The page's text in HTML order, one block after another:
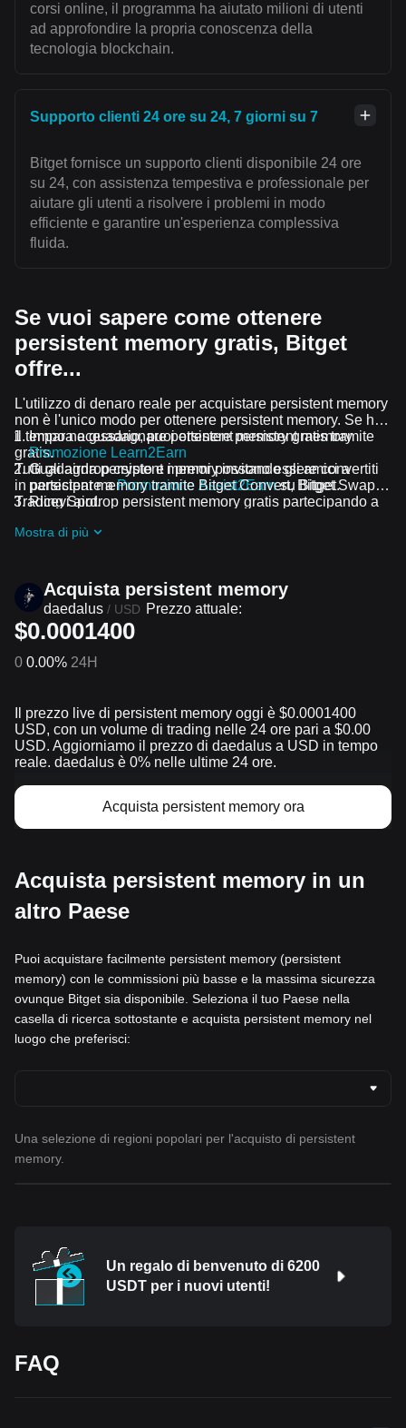
corsi online, il programma ha aiutato milioni di utenti
ad approfondire la propria conoscenza della
tecnologia blockchain.
Supporto clienti 24 ore su 24, 7 giorni su 7
Bitget fornisce un supporto clienti disponibile 24 ore
su 24, con assistenza tempestiva e professionale per
aiutare gli utenti a risolvere i problemi in modo
efficiente e garantire un'esperienza complessiva
fluida.
Se vuoi sapere come ottenere
persistent memory gratis, Bitget
offre...
L'utilizzo di denaro reale per acquistare persistent memory
non è l'unico modo per ottenere persistent memory. Se hai
il tempo necessario, puoi ottenere persistent memory
gratis.
Impara a guadagnare persistent memory gratis tramite
Promozione Learn2Earn
Guadagna persistent memory invitando gli amici a
partecipare aPromozione Assist2Earnsu Bitget.
Ricevi airdrop persistent memory gratis partecipando a
Tutti gli airdrop crypto e i premi possono essere convertiti
in persistent memory tramite Bitget Convert, Bitget Swap o
Trading Spot.
Mostra di più
Acquista persistent memory
daedalus / USD Prezzo attuale:
$0.0001400
0 0.00% 24H
Il prezzo live di persistent memory oggi è $0.0001400
USD, con un volume di trading nelle 24 ore pari a $0.00
USD. Aggiorniamo il prezzo di daedalus a USD in tempo
reale. daedalus è 0% nelle ultime 24 ore.
Acquista persistent memory ora
Acquista persistent memory in un
altro Paese
Puoi acquistare facilmente persistent memory (persistent
memory) con le commissioni più basse e la massima sicurezza
ovunque Bitget sia disponibile. Seleziona il tuo Paese nella
casella di ricerca sottostante e acquista persistent memory nel
luogo che preferisci:
Una selezione di regioni popolari per l'acquisto di persistent
memory.
Un regalo di benvenuto di 6200
USDT per i nuovi utenti!
FAQ